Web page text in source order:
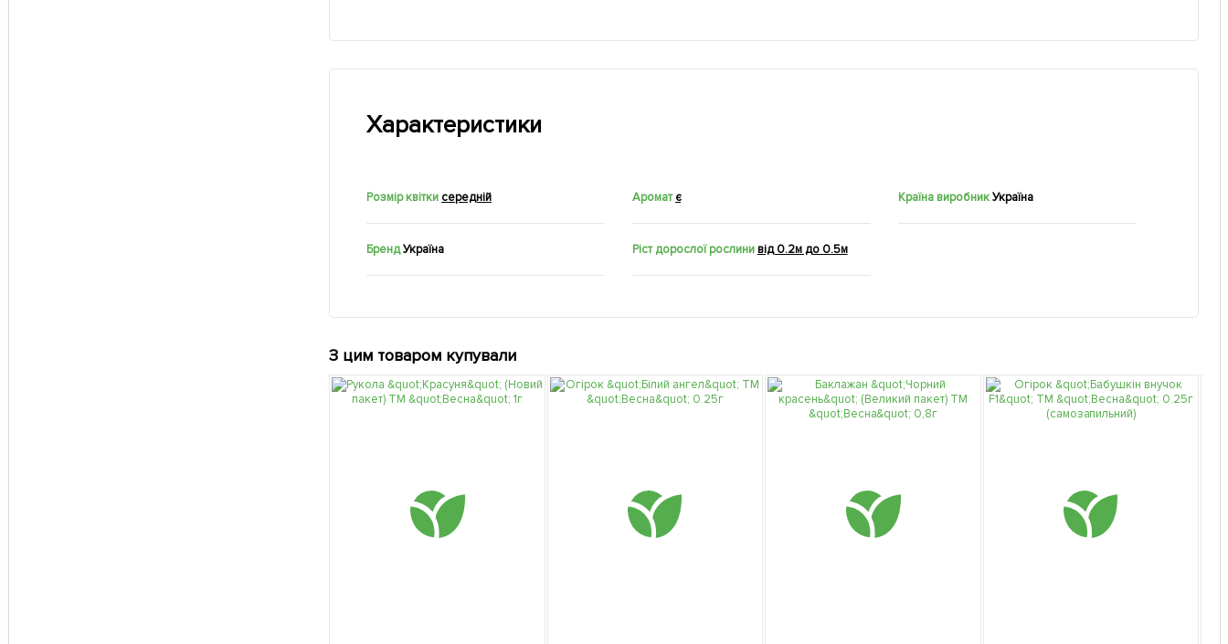
Характеристики
Розмір квітки середній Аромат є Країна виробникУкраїна
БрендУкраїна Ріст дорослої рослинивід 0.2м до 0.5м
З цим товаром купували